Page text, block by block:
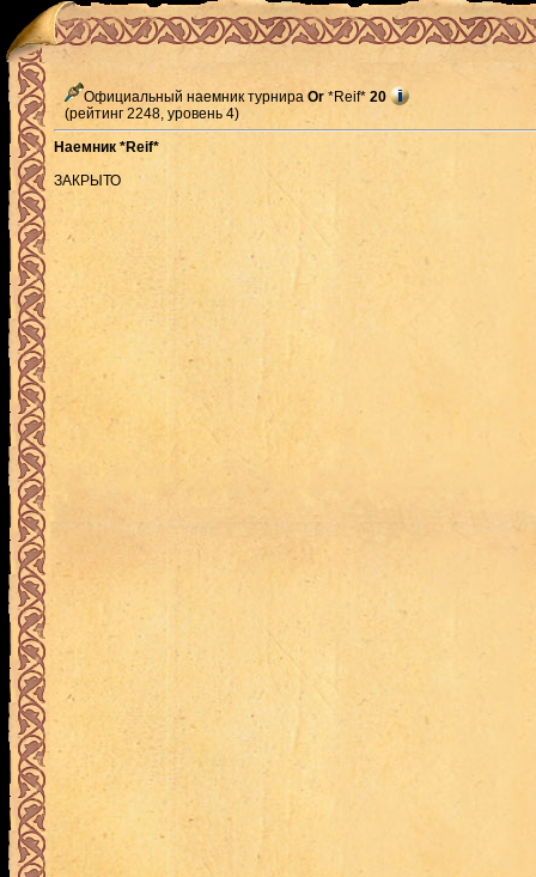
Официальный наемник турнира Or *Reif* 20
(рейтинг 2248, уровень 4)
Наемник *Reif*
ЗАКРЫТО